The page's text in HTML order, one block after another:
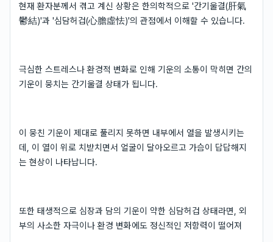
현재 환자분께서 겪고 계신 상황은 한의학적으로 '간기울결(肝氣
鬱結)'과 '심담허겁(心膽虛怯)'의 관점에서 이해할 수 있습니다.
극심한 스트레스나 환경적 변화로 인해 기운의 소통이 막히면 간의
기운이 뭉치는 간기울결 상태가 됩니다.
이 뭉친 기운이 제대로 풀리지 못하면 내부에서 열을 발생시키는
데, 이 열이 위로 치받치면서 얼굴이 달아오르고 가슴이 답답해지
는 현상이 나타납니다.
또한 태생적으로 심장과 담의 기운이 약한 심담허겁 상태라면, 외
부의 사소한 자극이나 환경 변화에도 정신적인 저항력이 떨어져